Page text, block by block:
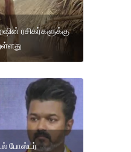
ரசிகர்களுக்கு
போஸ்டர்